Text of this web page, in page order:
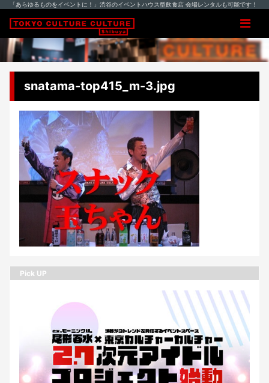
「あらゆるものをイベントに！」渋谷のイベントハウス型飲食店 会場レンタルも可能です！
snatama-top415_m-3.jpg
Pick UP